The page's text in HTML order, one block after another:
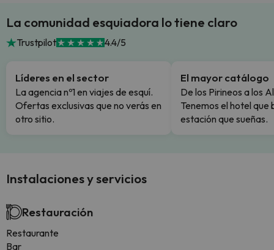
La comunidad esquiadora lo tiene claro
Trustpilot 4.4/5
Líderes en el sector
La agencia nº1 en viajes de esquí.
Ofertas exclusivas que no verás en
otro sitio.
El mayor catálogo
De los Pirineos a los
Tenemos el hotel que
estación que sueñas.
Instalaciones y servicios
Restauración
Restaurante
Bar